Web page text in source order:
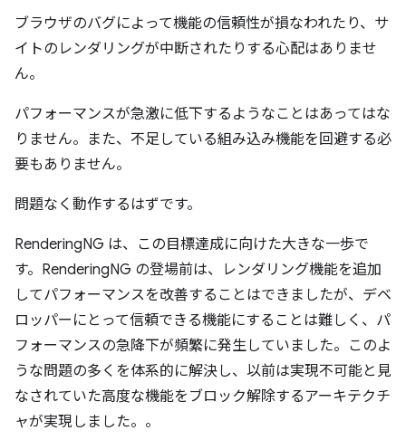
ブラウザのバグによって機能の信頼性が損なわれたり、サ
イトのレンダリングが中断されたりする心配はありませ
ん。
パフォーマンスが急激に低下するようなことはあってはな
りません。また、不足している組み込み機能を回避する必
要もありません。
問題なく動作するはずです。
RenderingNG は、この目標達成に向けた大きな一歩で
す。RenderingNG の登場前は、レンダリング機能を追加
してパフォーマンスを改善することはできましたが、デベ
ロッパーにとって信頼できる機能にすることは難しく、パ
フォーマンスの急降下が頻繁に発生していました。このよ
うな問題の多くを体系的に解決し、以前は実現不可能と見
なされていた高度な機能をブロック解除するアーキテクチ
ャが実現しました。。